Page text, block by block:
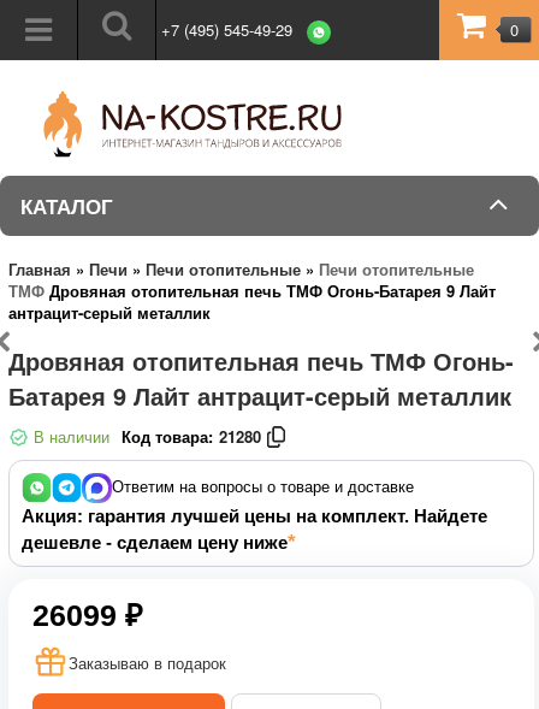
+7 (495) 545-49-29 0
КАТАЛОГ
Главная » Печи » Печи отопительные » Печи отопительные
ТМФ Дровяная отопительная печь ТМФ Огонь-Батарея 9 Лайт
антрацит-серый металлик
Дровяная отопительная печь ТМФ Огонь-
Батарея 9 Лайт антрацит-серый металлик
В наличии Код товара: 21280
Ответим на вопросы о товаре и доставке
Акция: гарантия лучшей цены на комплект. Найдете
дешевле - сделаем цену ниже
26099 ₽
Заказываю в подарок